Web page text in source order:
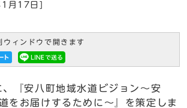
月17日]
ィンドウで開きます
『安八町地域水道ビジョン～安
をお届けするために～』を策定しま